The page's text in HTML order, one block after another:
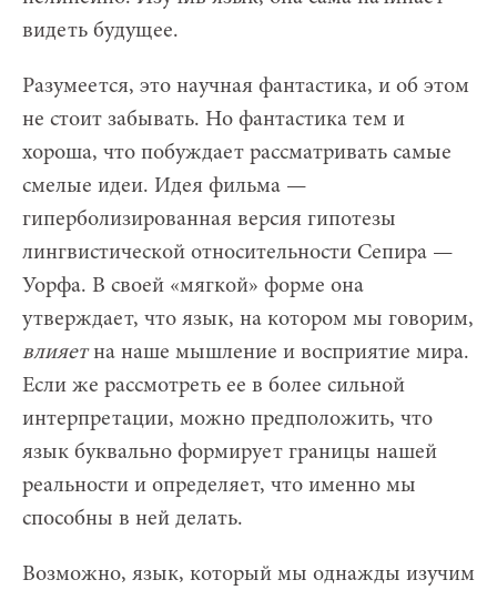
видеть будущее.
Разумеется, это научная фантастика, и об этом
не стоит забывать. Но фантастика тем и
хороша, что побуждает рассматривать самые
смелые идеи. Идея фильма —
гиперболизированная версия гипотезы
лингвистической относительности Сепира —
Уорфа. В своей «мягкой» форме она
утверждает, что язык, на котором мы говорим,
влияетна наше мышление и восприятие мира.
Если же рассмотреть ее в более сильной
интерпретации, можно предположить, что
язык буквально формирует границы нашей
реальности и определяет, что именно мы
способны в ней делать.
Возможно, язык, который мы однажды изучим